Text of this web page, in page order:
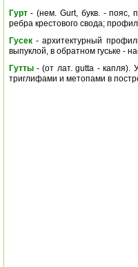
Гурт- (нем. Gurt, букв. - пояс,
ребра крестового свода;
Гусек- архитектурный
выпуклой, в обратном гуське -
Гутты- (от лат. gutta - капля).
триглифами и метопами в